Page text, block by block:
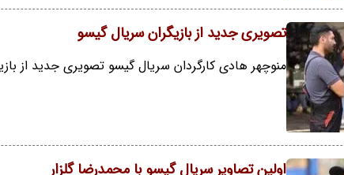
تصویری جدید از بازیگران سریال گیسو
منوچهر هادی کارگردان سریال گیسو تصویری جدید از
اولین تصاویر سریال گیسو با محمدرضا گلزار